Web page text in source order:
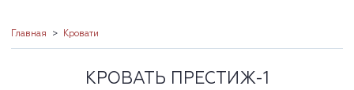
Главная Кровати
КРОВАТЬ ПРЕСТИЖ-1